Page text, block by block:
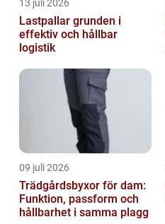
13 juli 2026
Lastpallar grunden i
effektiv och hållbar
logistik
09 juli 2026
Trädgårdsbyxor för dam:
Funktion, passform och
hållbarhet i samma plagg